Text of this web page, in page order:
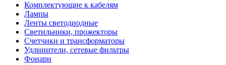
Комплектующие к кабелям
Лампы
Ленты светодиодные
Светильники, прожекторы
Счетчики и трансформаторы
Удлинители, сетевые фильтры
Фонари